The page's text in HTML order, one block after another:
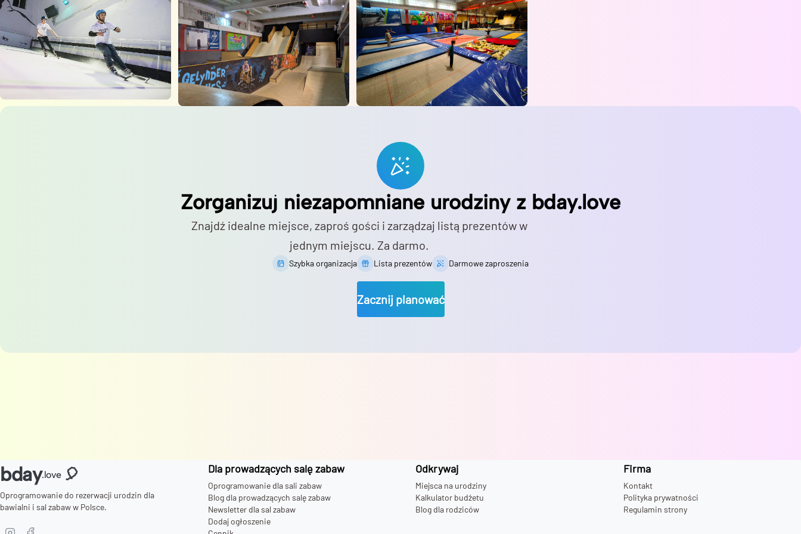
Zorganizuj niezapomniane urodziny z bday.love
Znajdź idealne miejsce, zaproś gości i zarządzaj listą prezentów w
jednym miejscu. Za darmo.
Szybka organizacja Lista prezentów Darmowe zaproszenia
Zacznij planować
bday.love 🎈
Oprogramowanie do rezerwacji urodzin dla
bawialni i sal zabaw w Polsce.
Dla prowadzących salę zabaw
Oprogramowanie dla sali zabaw
Blog dla prowadzących salę zabaw
Newsletter dla sal zabaw
Dodaj ogłoszenie
Odkrywaj
Miejsca na urodziny
Kalkulator budżetu
Blog dla rodziców
Firma
Kontakt
Polityka prywatności
Regulamin strony